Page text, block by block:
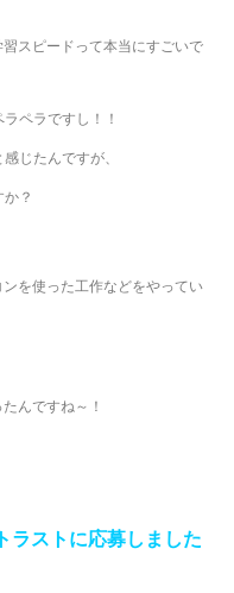
スピードって本当にすごいで
ペラですし！！
じたんですが、
？
を使った工作などをやってい
んですね～！
ラストに応募しました